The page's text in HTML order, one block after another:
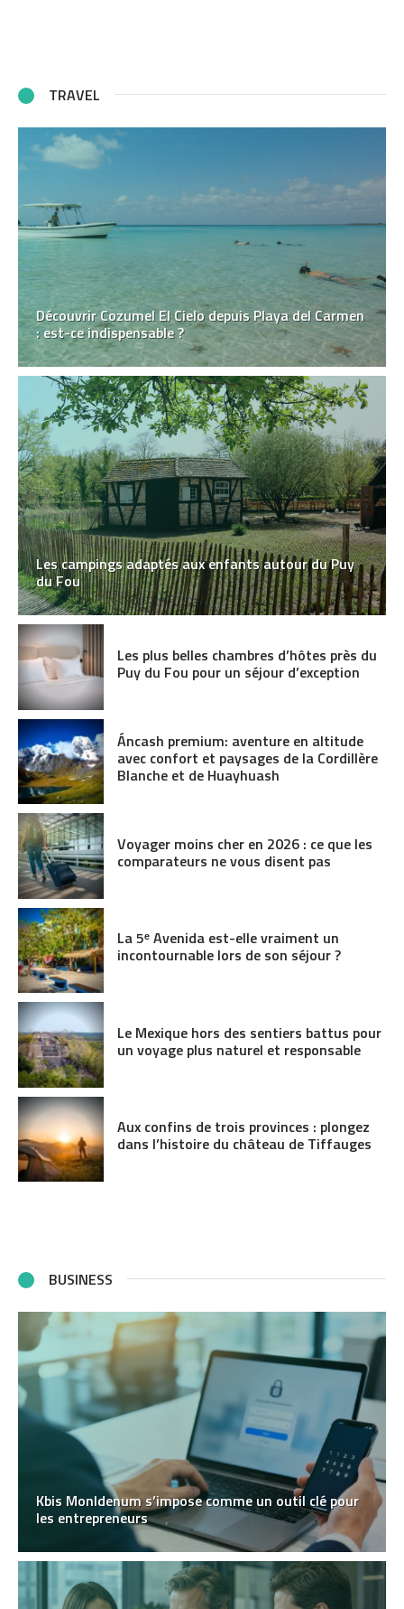
TRAVEL
Découvrir Cozumel El Cielo depuis Playa del Carmen
: est-ce indispensable ?
Les campings adaptés aux enfants autour du Puy
du Fou
Les plus belles chambres d’hôtes près du
Puy du Fou pour un séjour d’exception
Áncash premium: aventure en altitude
avec confort et paysages de la Cordillère
Blanche et de Huayhuash
Voyager moins cher en 2026 : ce que les
comparateurs ne vous disent pas
La 5ᵉ Avenida est-elle vraiment un
incontournable lors de son séjour ?
Le Mexique hors des sentiers battus pour
un voyage plus naturel et responsable
Aux confins de trois provinces : plongez
dans l’histoire du château de Tiffauges
BUSINESS
Kbis MonIdenum s’impose comme un outil clé pour
les entrepreneurs